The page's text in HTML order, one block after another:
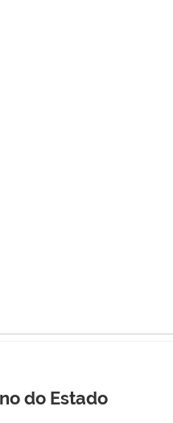
do Estado